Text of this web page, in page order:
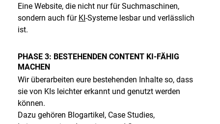
Eine Website, die nicht nur für Suchmaschinen,
sondern auch für KI -Systeme lesbar und verlässlich
ist.
PHASE 3: BESTEHENDEN CONTENT KI-FÄHIG
MACHEN
Wir überarbeiten eure bestehenden Inhalte so, dass
sie von KIs leichter erkannt und genutzt werden
können.
Dazu gehören Blogartikel, Case Studies,